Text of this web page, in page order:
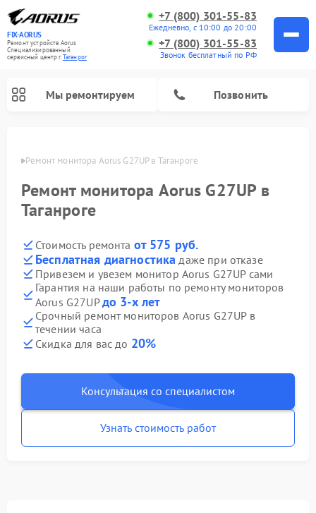
FIX-AORUS
Ремонт устройств Aorus
Специализированный
cервисный центр г.Таганрог
+7 (800) 301-55-83
Ежедневно, с 10:00 до 20:00
+7 (800) 301-55-83
Звонок бесплатный по РФ
Мы ремонтируем Позвонить
Ремонт монитора Aorus G27UP в Таганроге
Ремонт монитора Aorus G27UP в
Таганроге
Стоимость ремонта от 575 руб.
Бесплатная диагностика даже при отказе
Привезем и увезем монитор Aorus G27UP сами
Гарантия на наши работы по ремонту мониторов
Aorus G27UPдо 3-х лет
Срочный ремонт мониторов Aorus G27UP в
течении часа
Скидка для вас до 20%
Консультация со специалистом
Узнать стоимость работ